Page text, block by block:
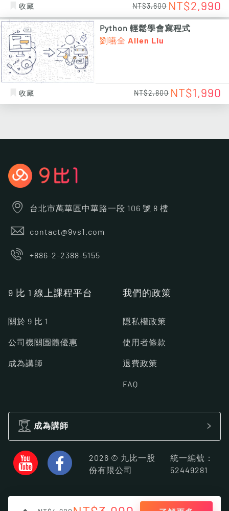
收藏 NT$3,600 NT$2,990
Python 輕鬆學會寫程式
劉曣全 Allen Liu
收藏 NT$2,800 NT$1,990
台北市萬華區中華路一段 106 號 8 樓
contact@9vs1.com
+886-2-2388-5155
9 比 1 線上課程平台
關於 9 比 1
公司機關團體優惠
成為講師
我們的政策
隱私權政策
使用者條款
退費政策
FAQ
成為講師
2026 © 九比一股
份有限公司
統一編號：
52449281